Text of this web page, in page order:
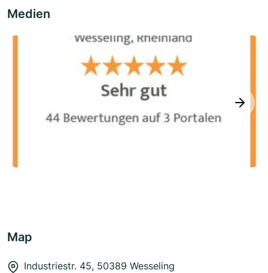
Medien
next
Map
Industriestr. 45, 50389 Wesseling